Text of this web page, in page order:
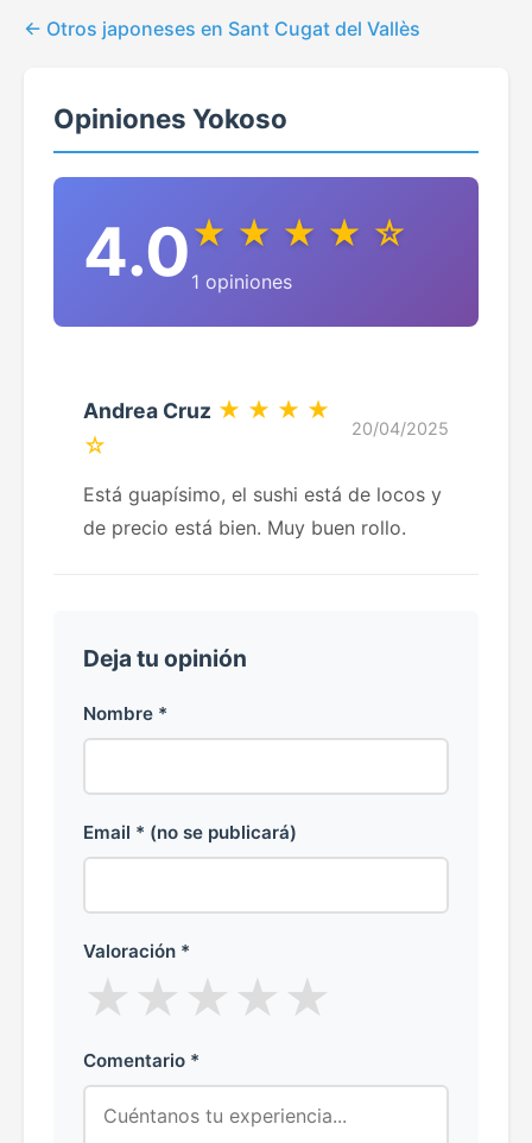
Otros japoneses en Sant Cugat del Vallès
Opiniones Yokoso
4.0★ ★ ★ ★ ☆
1 opiniones
Andrea Cruz ★ ★ ★ ★
☆
20/04/2025
Está guapísimo, el sushi está de locos y
de precio está bien. Muy buen rollo.
Deja tu opinión
Nombre *
Email * (no se publicará)
Valoración *
★
★
★
★
★
Comentario *